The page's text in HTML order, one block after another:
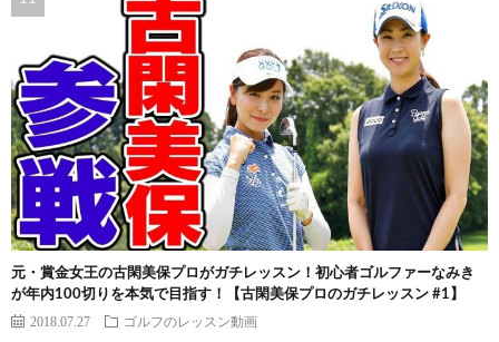
元・賞金女王の古閑美保プロがガチレッスン！初心者ゴルファーなみき
が年内100切りを本気で目指す！【古閑美保プロのガチレッスン #1】
2018.07.27 ゴルフのレッスン動画